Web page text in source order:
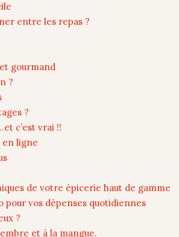
entre les repas ?
gourmand
?
?
c’est vrai !!
en ligne
de votre épicerie haut de gamme
pour vos dépenses quotidiennes
?
et à la mangue.